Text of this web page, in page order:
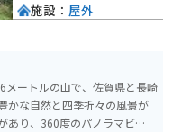
メートルの山で、佐賀県と長崎
かな自然と四季折々の風景が
り、360度のパノラマビュー
施設： 屋外